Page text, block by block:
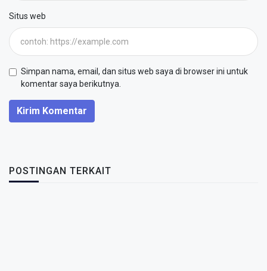
Situs web
Simpan nama, email, dan situs web saya di browser ini untuk
komentar saya berikutnya.
Kirim Komentar
POSTINGAN TERKAIT